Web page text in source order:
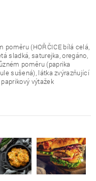
poměru (HOŘČICE bílá celá,
sladká, saturejka, oregáno,
poměru (paprika
sušená), látka zvýrazňující
výtažek